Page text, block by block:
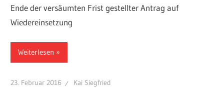
Ende der versäumten Frist gestellter Antrag auf
Wiedereinsetzung
Weiterlesen
23. Februar 2016 Kai Siegfried